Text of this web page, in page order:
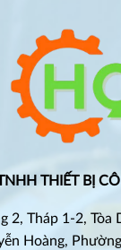
THIẾT BỊ
2, Tháp 1-2, Tòa
Hoàng,